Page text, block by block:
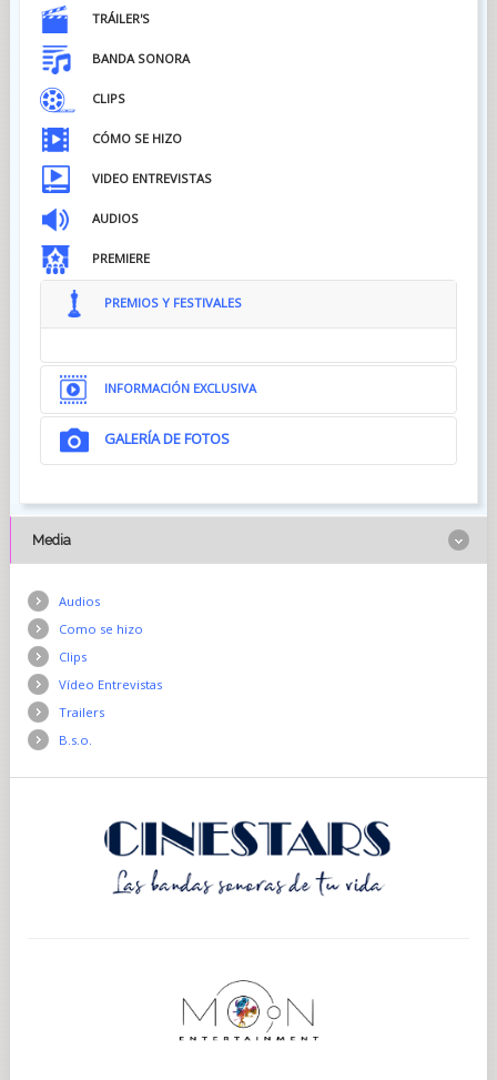
TRÁILER'S
BANDA SONORA
CLIPS
CÓMO SE HIZO
VIDEO ENTREVISTAS
AUDIOS
PREMIERE
PREMIOS Y FESTIVALES
INFORMACIÓN EXCLUSIVA
GALERÍA DE FOTOS
Media
Audios
Como se hizo
Clips
Vídeo Entrevistas
Trailers
B.s.o.